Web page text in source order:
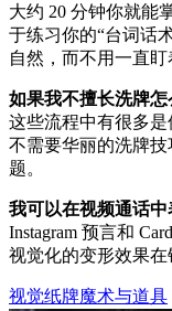
大约 20 分钟你就能
于练习你的“台词话
自然，而不用一直盯
如果我不擅长洗牌怎
这些流程中有很多是
不需要华丽的洗牌
题。
我可以在视频通话中
Instagram 预言和
视觉化的变形效果在
视觉纸牌魔术与道具